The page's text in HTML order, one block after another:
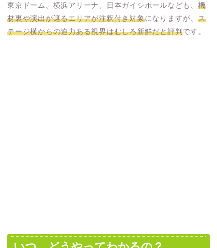
東京ドーム、横浜アリーナ、日本ガイシホールなども、 機
材裏や演出が遮るエリアが注釈付き対象になりますが、ス
テージ横からの迫力ある視界はむしろ新鮮だと評判です。